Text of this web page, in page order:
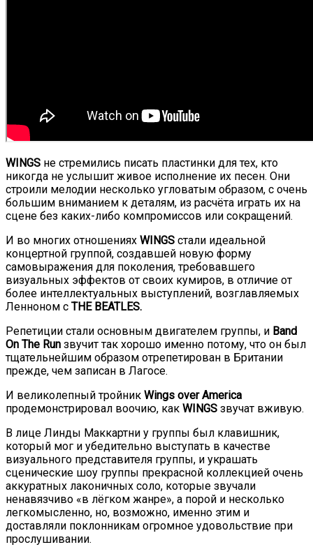
WINGS не стремились писать пластинки для тех, кто
никогда не услышит живое исполнение их песен. Они
строили мелодии несколько угловатым образом, с очень
большим вниманием к деталям, из расчёта играть их на
сцене без каких-либо компромиссов или сокращений.
И во многих отношениях WINGS стали идеальной
концертной группой, создавшей новую форму
самовыражения для поколения, требовавшего
визуальных эффектов от своих кумиров, в отличие от
более интеллектуальных выступлений, возглавляемых
Ленноном с THE BEATLES.
Репетиции стали основным двигателем группы, и Band
On The Run звучит так хорошо именно потому, что он был
тщательнейшим образом отрепетирован в Британии
прежде, чем записан в Лагосе.
И великолепный тройник Wings over America
продемонстрировал воочию, как WINGS звучат вживую.
В лице Линды Маккартни у группы был клавишник,
который мог и убедительно выступать в качестве
визуального представителя группы, и украшать
сценические шоу группы прекрасной коллекцией очень
аккуратных лаконичных соло, которые звучали
ненавязчиво «в лёгком жанре», а порой и несколько
легкомысленно, но, возможно, именно этим и
доставляли поклонникам огромное удовольствие при
прослушивании.